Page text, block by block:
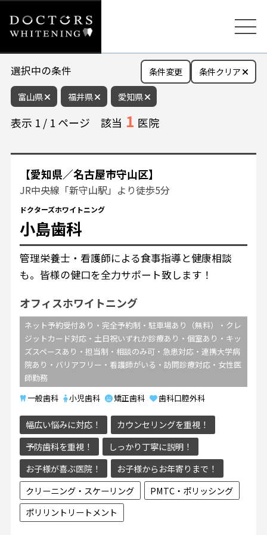
選択中の条件
富山県 福井県 愛知県
条件変更 条件クリア
表示 1 / 1 ページ 該当 1 医院
【愛知県／名古屋市守山区】
JR中央線「新守山駅」より徒歩5分
ドクターズホワイトニング
小島歯科
管理栄養士・看護師による食事指導と健康相談
も。皆様の健口を全力サポート致します！
オフィスホワイトニング
ネット予約受付あり・完全予約制・駐車場あり（無料）・クレ
ジットカード対応・土日祝いずれか診療あり・個室あり・キッ
ズスペースあり・担当制・相談のみ可・急患対応・連携大学病
院あり・バリアフリー・看護師がいる・訪問診療対応・女性医
師勤務
一般歯科
小児歯科 矯正歯科 歯科口腔外科
幅広い悩みに対応！
カウンセリングを重視！
予防歯科を重視！
しっかり丁寧に説明！
お子様が喜ぶ医院！
お子様からお年寄りまで！
クリーニング・スケーリング
PMTC・ポリッシング
ポリリントリートメント